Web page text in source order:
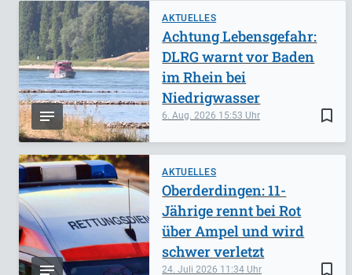
AKTUELLES
bookmark_border
6. Aug. 2026 15:53
Achtung Lebensgefahr:
DLRG warnt vor Baden
im Rhein bei
Niedrigwasser
AKTUELLES
bookmark_border
24. Juli 2026 11:34
Oberderdingen: 11-
Jährige rennt bei Rot
über Ampel und wird
schwer verletzt